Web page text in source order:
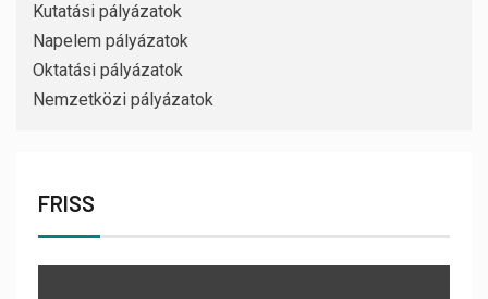
Kutatási pályázatok
Napelem pályázatok
Oktatási pályázatok
Nemzetközi pályázatok
FRISS